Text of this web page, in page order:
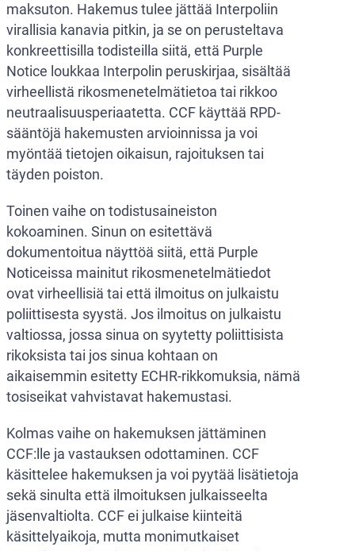
maksuton. Hakemus tulee jättää Interpoliin
virallisia kanavia pitkin, ja se on perusteltava
konkreettisilla todisteilla siitä, että Purple
Notice loukkaa Interpolin peruskirjaa, sisältää
virheellistä rikosmenetelmätietoa tai rikkoo
neutraalisuusperiaatetta. CCF käyttää RPD-
sääntöjä hakemusten arvioinnissa ja voi
myöntää tietojen oikaisun, rajoituksen tai
täyden poiston.
Toinen vaihe on todistusaineiston
kokoaminen. Sinun on esitettävä
dokumentoitua näyttöä siitä, että Purple
Noticeissa mainitut rikosmenetelmätiedot
ovat virheellisiä tai että ilmoitus on julkaistu
poliittisesta syystä. Jos ilmoitus on julkaistu
valtiossa, jossa sinua on syytetty poliittisista
rikoksista tai jos sinua kohtaan on
aikaisemmin esitetty ECHR-rikkomuksia, nämä
tosiseikat vahvistavat hakemustasi.
Kolmas vaihe on hakemuksen jättäminen
CCF:lle ja vastauksen odottaminen. CCF
käsittelee hakemuksen ja voi pyytää lisätietoja
sekä sinulta että ilmoituksen julkaisseelta
jäsenvaltiolta. CCF ei julkaise kiinteitä
käsittelyaikoja, mutta monimutkaiset